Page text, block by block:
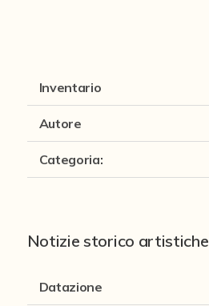
Inventario
Autore
Categoria:
Notizie storico artistiche
Datazione